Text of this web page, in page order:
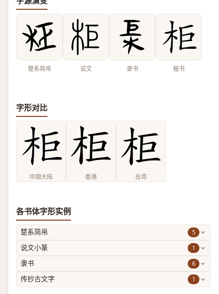
楚系简帛 说文 隶书 楷书
字形对比
中国大陆 香港 台湾
各书体字形实例
楚系简帛 5
说文小篆 1
隶书 6
传抄古文字 1